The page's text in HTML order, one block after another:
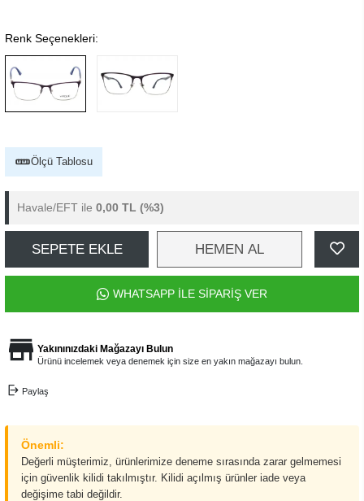
Renk Seçenekleri:
Ölçü Tablosu
Havale/EFT ile 0,00 TL (%3)
SEPETE EKLE HEMEN AL
WHATSAPP İLE SİPARİŞ VER
Yakınınızdaki Mağazayı Bulun
Ürünü incelemek veya denemek için size en yakın mağazayı bulun.
Paylaş
Önemli:
Değerli müşterimiz, ürünlerimize deneme sırasında zarar gelmemesi
için güvenlik kilidi takılmıştır. Kilidi açılmış ürünler iade veya
değişime tabi değildir.